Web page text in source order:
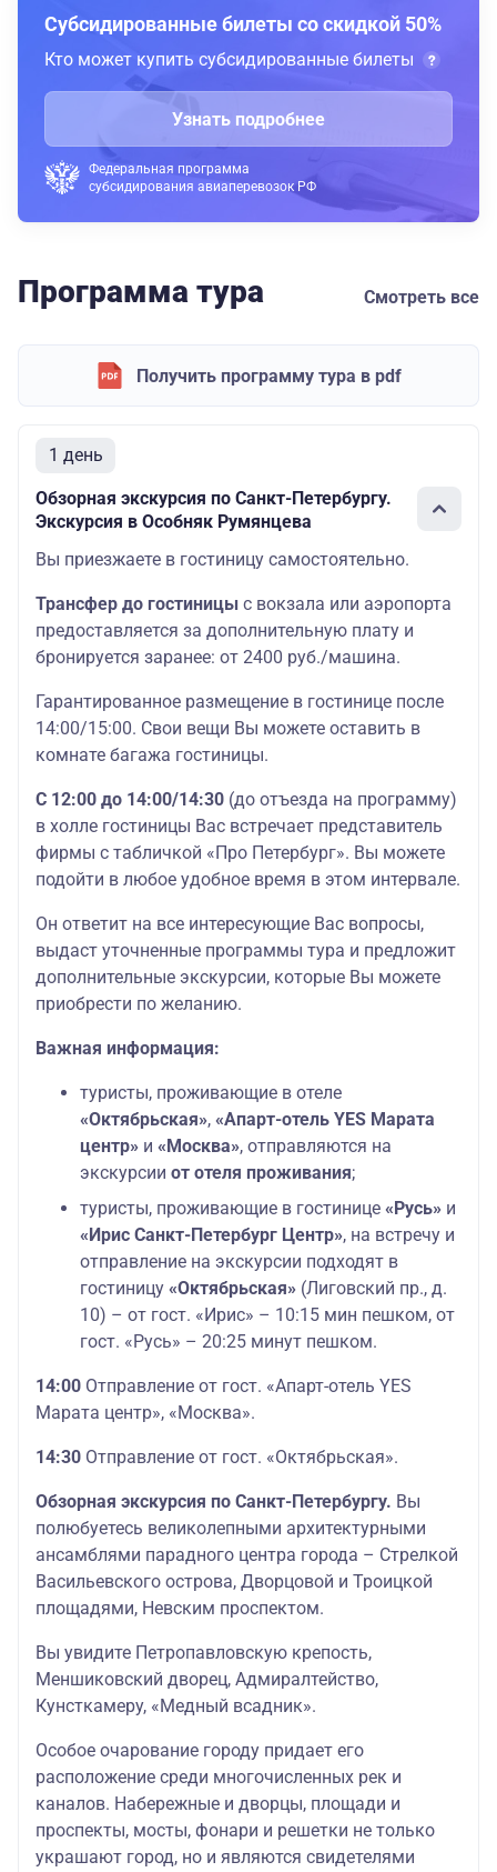
Субсидированные билеты со скидкой 50%
Кто может купить субсидированные билеты
Узнать подробнее
Федеральная программа
субсидирования авиаперевозок РФ
Программа тура Смотреть все
Получить программу тура в pdf
1 день
Обзорная экскурсия по Санкт-Петербургу.
Экскурсия в Особняк Румянцева
Вы приезжаете в гостиницу самостоятельно.
Трансфер до гостиницы с вокзала или аэропорта
предоставляется за дополнительную плату и
бронируется заранее: от 2400 руб./машина.
Гарантированное размещение в гостинице после
14:00/15:00. Свои вещи Вы можете оставить в
комнате багажа гостиницы.
С 12:00 до 14:00/14:30 (до отъезда на программу)
в холле гостиницы Вас встречает представитель
фирмы с табличкой «Про Петербург». Вы можете
подойти в любое удобное время в этом интервале.
Он ответит на все интересующие Вас вопросы,
выдаст уточненные программы тура и предложит
дополнительные экскурсии, которые Вы можете
приобрести по желанию.
Важная информация:
туристы, проживающие в отеле
«Октябрьская», «Апарт-отель YES Марата
центр» и «Москва», отправляются на
экскурсии от отеля проживания;
туристы, проживающие в гостинице «Русь» и
«Ирис Санкт-Петербург Центр», на встречу и
отправление на экскурсии подходят в
гостиницу «Октябрьская» (Лиговский пр., д.
10) – от гост. «Ирис» – 10:15 мин пешком, от
гост. «Русь» – 20:25 минут пешком.
14:00 Отправление от гост. «Апарт-отель YES
Марата центр», «Москва».
14:30 Отправление от гост. «Октябрьская».
Обзорная экскурсия по Санкт-Петербургу. Вы
полюбуетесь великолепными архитектурными
ансамблями парадного центра города – Стрелкой
Васильевского острова, Дворцовой и Троицкой
площадями, Невским проспектом.
Вы увидите Петропавловскую крепость,
Меншиковский дворец, Адмиралтейство,
Кунсткамеру, «Медный всадник».
Особое очарование городу придает его
расположение среди многочисленных рек и
каналов. Набережные и дворцы, площади и
проспекты, мосты, фонари и решетки не только
украшают город, но и являются свидетелями